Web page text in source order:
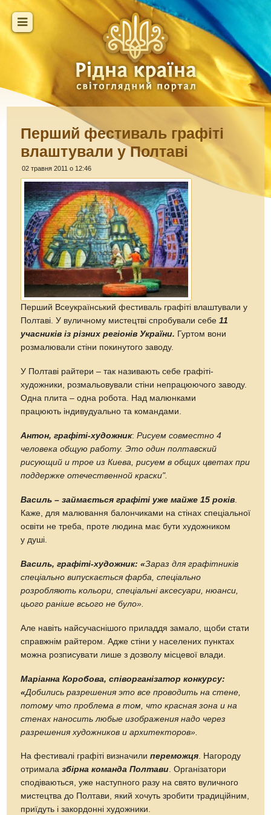
Перший фестиваль графіті
влаштували у Полтаві
02 травня 2011 о 12:46
Перший Всеукраїнський фестиваль графіті влаштували у
Полтаві. У вуличному мистецтві спробували себе11
учасників із різних регіонів України. Гуртом вони
розмалювали стіни покинутого заводу.
У Полтаві райтери – так називають себе графіті-
художники, розмальовували стіни непрацюючого заводу.
Одна плита – одна робота. Над малюнками
працюють індивудуально та командами.
Антон, графіті-художник:Рисуем совместно 4
человека общую работу. Это один полтавский
рисующий и трое из Киева, рисуем в общих цветах при
поддержке отечественной краски".
Василь – займається графіті уже майже 15 років
Каже, для малювання балончиками на стінах спеціальної
освіти не треба, проте людина має бути художником
у душі.
Василь, графіті-художник: «Зараз для графітників
спеціально випускається фарба, спеціально
розробляють кольори, спеціальні аксесуари, нюанси,
цього раніше всього не було».
Але навіть найсучаснішого приладдя замало, щоби стати
справжнім райтером. Адже стіни у населених пунктах
можна розписувати лише з дозволу місцевої влади.
Маріанна Коробова, співорганізатор конкурсу:
«Добились разрешения это все проводить на стене,
потому что проблема в том, что красная зона и на
стенах наносить любые изображения надо через
разрешения художников и архитекторов».
На фестивалі графіті визначилипереможця. Нагороду
отрималазбірна команда Полтави. Організатори
сподіваються, уже наступного разу на свято вуличного
мистецтва до Полтави, який хочуть зробити традиційним,
приїдуть і закордонні художники.